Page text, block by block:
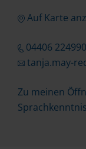
Auf Karte
04406
tanja.may-
Zu meinen